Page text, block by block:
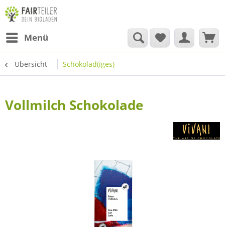
Menü
Übersicht Schokolad(iges)
Vollmilch Schokolade